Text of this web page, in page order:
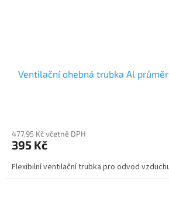
Ventilační ohebná trubka Al
477,95 Kč včetně DPH
395 Kč
Flexibilní ventilační trubka pro odvod